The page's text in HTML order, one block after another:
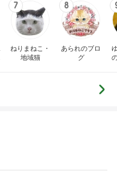
7
ねりまねこ・
地域猫
8
あられのブロ
グ